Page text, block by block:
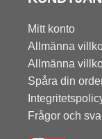
Mitt konto
Allmänna
Allmänna
Spåra din
Frågor och